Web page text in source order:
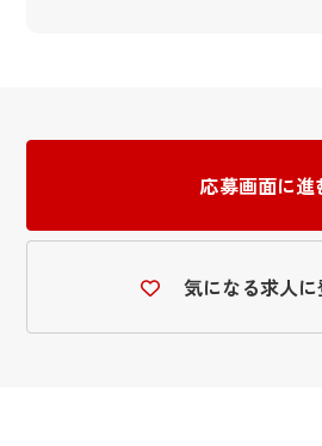
応募画面に進
気になる求人